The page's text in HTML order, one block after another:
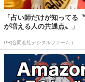
「占い師だけが知ってる
が増える人の共通点〟」
PR(合同会社デジタルファーム )